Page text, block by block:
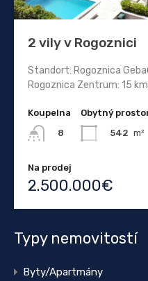
2 vily v Rogoznici
Standort: Rogoznica
Rogoznica Zentrum: 15
Koupelna
8
Obytný
542 m²
Na prodej
2.500.000€
Typy nemovitostí
Byty/Apartmány